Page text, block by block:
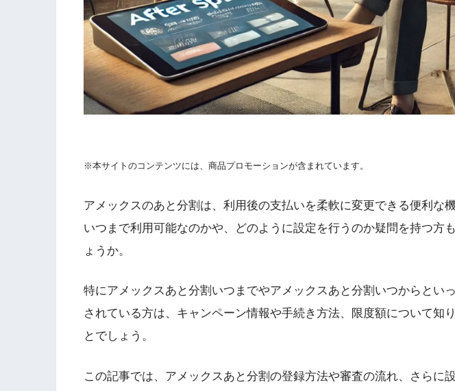
※本サイトのコンテンツには、商品プロモーションが含まれています。
アメックスのあと分割は、利用後の支払いを柔軟に変更できる便利な
いつまで利用可能なのかや、どのように設定を行うのか疑問を持つ方
ょうか。
特にアメックスあと分割いつまでやアメックスあと分割いつからとい
されている方は、キャンペーン情報や手続き方法、限度額について知
とでしょう。
この記事では、アメックスあと分割の登録方法や審査の流れ、さらに